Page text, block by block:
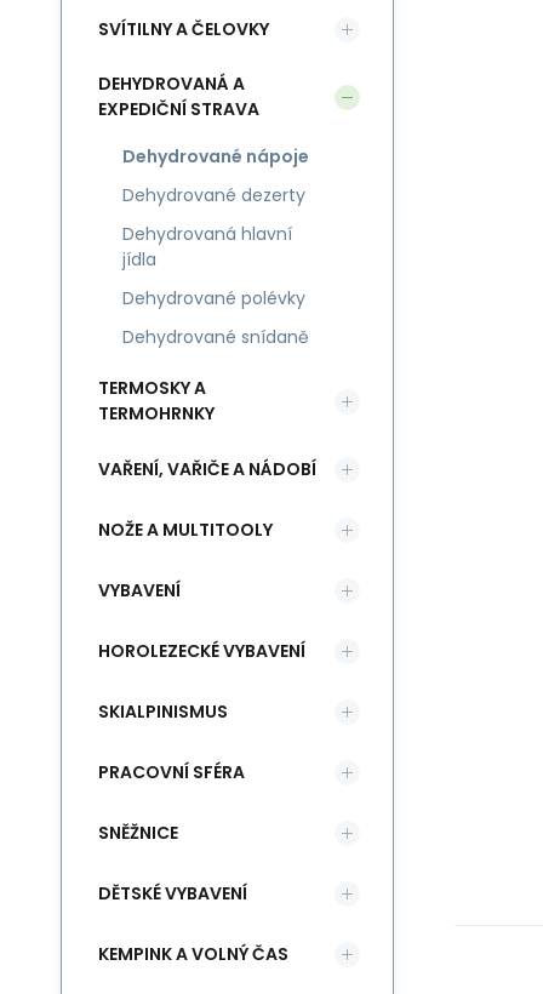
SVÍTILNY A ČELOVKY
DEHYDROVANÁ A
EXPEDIČNÍ STRAVA
Dehydrované nápoje
Dehydrované dezerty
Dehydrovaná hlavní
jídla
Dehydrované polévky
Dehydrované snídaně
TERMOSKY A
TERMOHRNKY
VAŘENÍ, VAŘIČE A NÁDOBÍ
NOŽE A MULTITOOLY
VYBAVENÍ
HOROLEZECKÉ VYBAVENÍ
SKIALPINISMUS
PRACOVNÍ SFÉRA
SNĚŽNICE
DĚTSKÉ VYBAVENÍ
KEMPINK A VOLNÝ ČAS